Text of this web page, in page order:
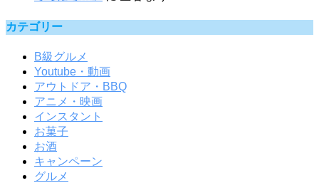
カテゴリー
B級グルメ
Youtube・動画
アウトドア・BBQ
アニメ・映画
インスタント
お菓子
お酒
キャンペーン
グルメ